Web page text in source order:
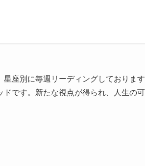
座別に毎週リーディングしておりま
です。新たな視点が得られ、人生の